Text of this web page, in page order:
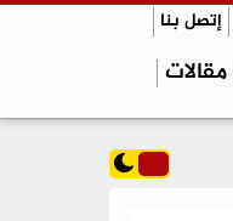
إتصل بنا
مقالات